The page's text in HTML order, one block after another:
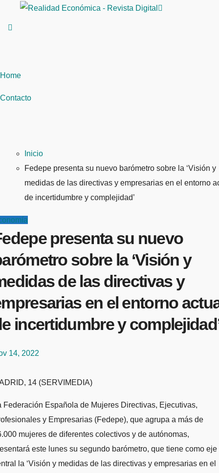
Home
Contacto
Inicio
Fedepe presenta su nuevo barómetro sobre la ‘Visión y
medidas de las directivas y empresarias en el entorno
de incertidumbre y complejidad’
presenta su nuevo
sobre la ‘Visión y
de las directivas y
en el entorno
incertidumbre y
14, 2022
14 (SERVIMEDIA)
Federación Española de Mujeres Directivas, Ejecutivas,
y Empresarias (Fedepe), que agrupa a más de
mujeres de diferentes colectivos y de autónomas,
este lunes su segundo barómetro, que tiene como eje
la ‘Visión y medidas de las directivas y empresarias en el